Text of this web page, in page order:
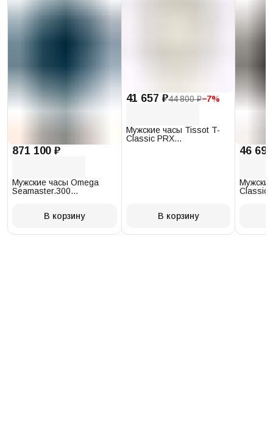
871 100 ₽
Мужские часы Omega
Seamaster.300
В корзину
41 657 ₽44 800 ₽−7%
Мужские часы Tissot T-
Classic PRX
В корзину
46
Classic